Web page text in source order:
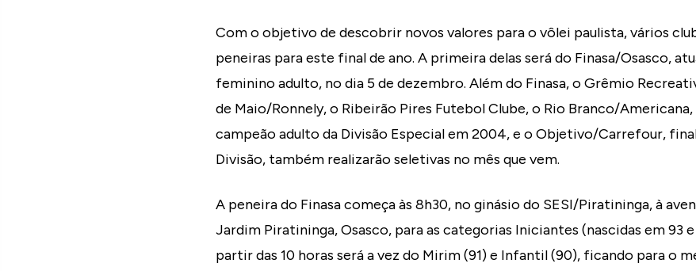
Com o objetivo de descobrir novos valores para o vôlei paulista, vários
peneiras para este final de ano. A primeira delas será do Finasa/Osasco,
feminino adulto, no dia 5 de dezembro. Além do Finasa, o Grêmio
de Maio/Ronnely, o Ribeirão Pires Futebol Clube, o Rio Branco/
campeão adulto da Divisão Especial em 2004, e o Objetivo/Carrefour,
Divisão, também realizarão seletivas no mês que vem.
A peneira do Finasa começa às 8h30, no ginásio do SESI/Piratininga, à
Jardim Piratininga, Osasco, para as categorias Iniciantes (nascidas em 93
partir das 10 horas será a vez do Mirim (91) e Infantil (90), ficando para o